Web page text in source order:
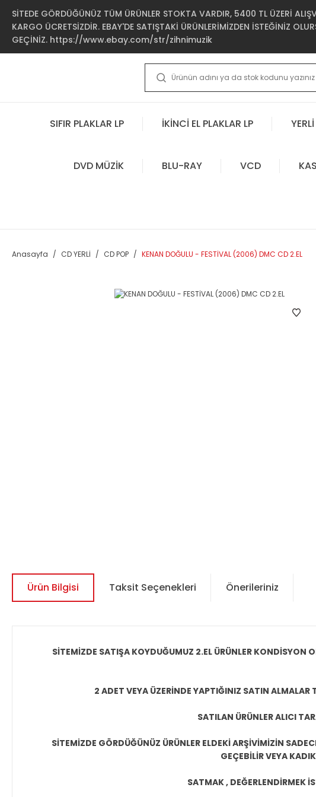
SİTEDE GÖRDÜĞÜNÜZ TÜM ÜRÜNLER STOKTA VARDIR, 5400 TL ÜZERİ
KARGO ÜCRETSİZDİR. EBAY'DE SATIŞTAKİ ÜRÜNLERİMİZDEN İSTEĞİNİZ
GEÇİNİZ. https://www.ebay.com/str/zihnimuzik
SIFIR PLAKLAR LP İKİNCİ EL PLAKLAR LP
DVD MÜZİK BLU-RAY VCD
Anasayfa CD YERLİ CD POP KENAN DOĞULU - FESTİVAL (2006) DMC CD 2.EL
Ürün Bilgisi Taksit Seçenekleri Önerileriniz
SİTEMİZDE SATIŞA KOYDUĞUMUZ 2.EL ÜRÜNLER KONDİSYON
2 ADET VEYA ÜZERİNDE YAPTIĞINIZ SATIN
SATILAN ÜRÜNLER ALICI
SİTEMİZDE GÖRDÜĞÜNÜZ ÜRÜNLER ELDEKİ ARŞİVİMİZİN
GEÇEBİLİR VEYA
SATMAK , DEĞERLENDİRMEK